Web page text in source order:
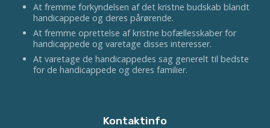
At fremme forkyndelsen af det kristne budskab blandt
handicappede og deres pårørende.
At fremme oprettelse af kristne bofællesskaber for
handicappede og varetage disses interesser.
At varetage de handicappedes sag generelt til bedste
for de handicappede og deres familier.
Kontaktinfo